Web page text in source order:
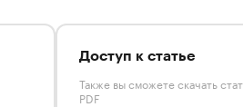
Доступ к статье
Также вы сможете скачать
PDF